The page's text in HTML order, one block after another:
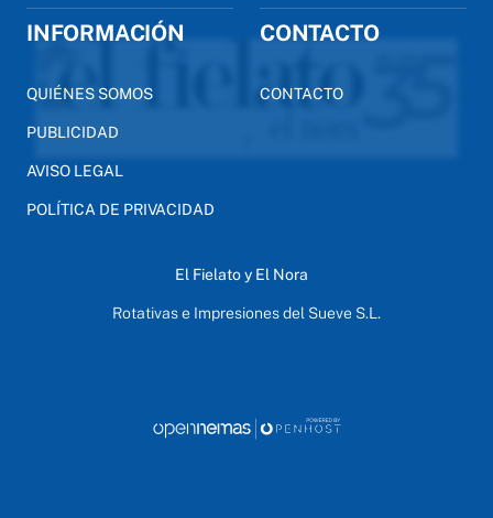
INFORMACIÓN
QUIÉNES SOMOS
PUBLICIDAD
AVISO LEGAL
POLÍTICA DE PRIVACIDAD
CONTACTO
CONTACTO
El Fielato y El Nora
Rotativas e Impresiones del Sueve S.L.